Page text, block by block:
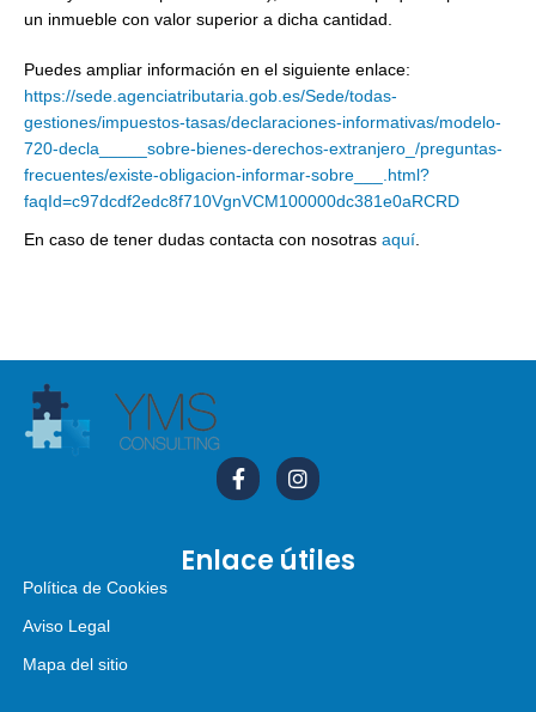
un inmueble con valor superior a dicha cantidad.
Puedes ampliar información en el siguiente enlace:
https://sede.agenciatributaria.gob.es/Sede/todas-
gestiones/impuestos-tasas/declaraciones-informativas/modelo-
720-decla_____sobre-bienes-derechos-extranjero_/preguntas-
frecuentes/existe-obligacion-informar-sobre___.html?
faqId=c97dcdf2edc8f710VgnVCM100000dc381e0aRCRD
En caso de tener dudas contacta con nosotras aquí
Enlace útiles
Política de Cookies
Aviso Legal
Mapa del sitio